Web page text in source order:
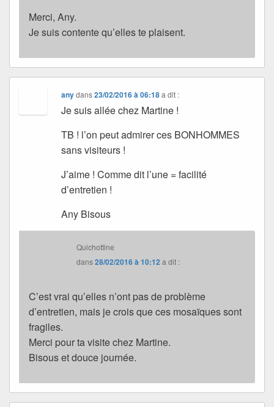
Merci, Any.
Je suis contente qu’elles te plaisent.
anydans23/02/2016 à 06:18 a dit :
Je suis allée chez Martine !
TB ! l’on peut admirer ces BONHOMMES
sans visiteurs !
J’aime ! Comme dit l’une = facilité
d’entretien !
Any Bisous
Quichottine
dans28/02/2016 à 10:12 a dit :
C’est vrai qu’elles n’ont pas de problème
d’entretien, mais je crois que ces mosaïques sont
fragiles.
Merci pour ta visite chez Martine.
Bisous et douce journée.